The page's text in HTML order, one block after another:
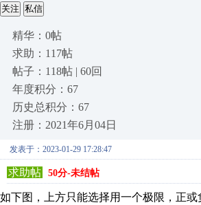
关注 私信
精华：0帖
求助：117帖
帖子：118帖 | 60回
年度积分：67
历史总积分：67
注册：2021年6月04日
发表于：2023-01-29 17:28:47
求助帖 50分-未结帖
如下图，上方只能选择用一个极限，正或